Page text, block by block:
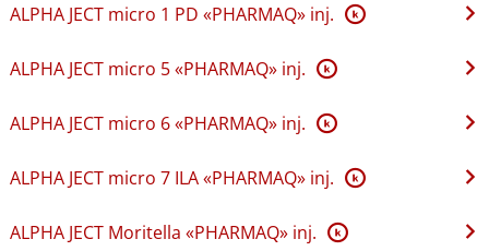
ALPHA JECT micro 1 PD «PHARMAQ» inj. K
ALPHA JECT micro 5 «PHARMAQ» inj. K
ALPHA JECT micro 6 «PHARMAQ» inj. K
ALPHA JECT micro 7 ILA «PHARMAQ» inj. K
ALPHA JECT Moritella «PHARMAQ» inj. K